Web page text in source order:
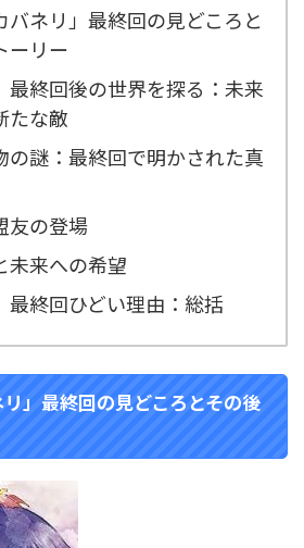
バネリ」最終回の見どころと
ーリー
最終回後の世界を探る：未来
たな敵
の謎：最終回で明かされた真
友の登場
未来への希望
最終回ひどい理由：総括
リ」最終回の見どころとその後